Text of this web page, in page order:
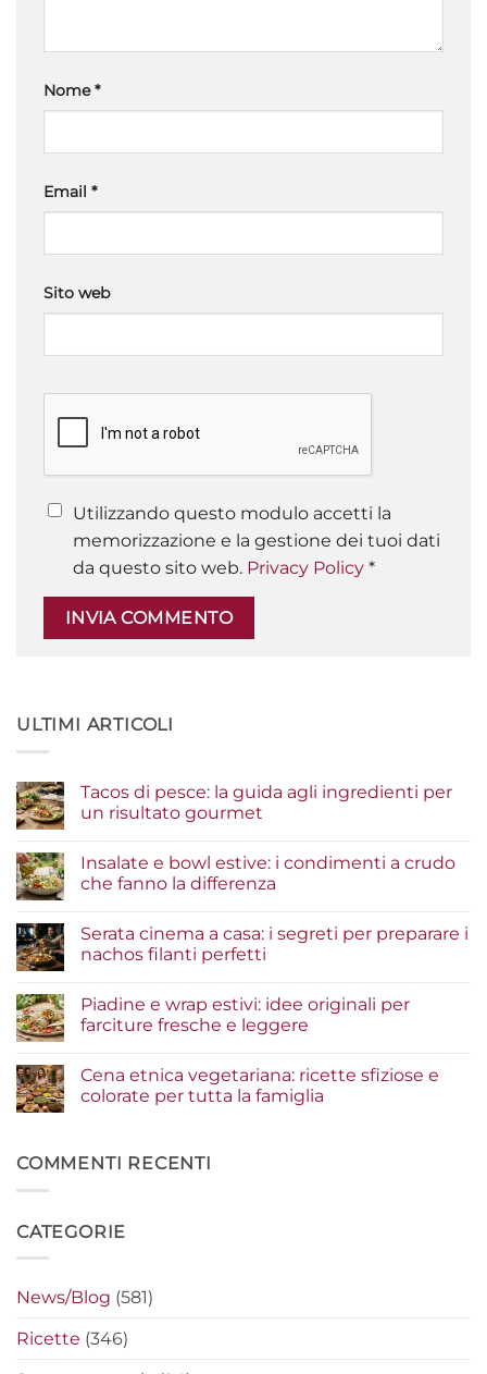
Nome*
Email *
Sito web
Utilizzando questo modulo accetti la
memorizzazione e la gestione dei tuoi dati
da questo sito web. Privacy Policy *
ULTIMI ARTICOLI
Tacos di pesce: la guida agli ingredienti per
un risultato gourmet
su
Tacos
di
guida
agli
ingredienti
risultato
gourmet
Insalate e bowl estive: i condimenti a crudo
che fanno la differenza
su
Insalate
e
condimenti
a
fanno
la
differenza
Serata cinema a casa: i segreti per preparare i
nachos filanti perfetti
su
Serata
cinema
i
segreti
per
filanti
perfetti
Piadine e wrap estivi: idee originali per
farciture fresche e leggere
su
Piadine
e
originali
per
leggere
Cena etnica vegetariana: ricette sfiziose e
colorate per tutta la famiglia
Cena
etnica
e
la
famiglia
COMMENTI RECENTI
CATEGORIE
News/Blog (581)
Ricette (346)